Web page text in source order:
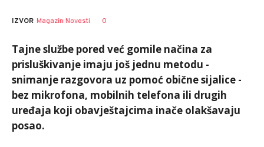
AUTOR Jelesijević
IZVOR Magazin Novosti 0
Tajne službe pored već gomile načina za
prisluškivanje imaju još jednu metodu -
snimanje razgovora uz pomoć obične sijalice -
bez mikrofona, mobilnih telefona ili drugih
uređaja koji obavještajcima inače olakšavaju
posao.